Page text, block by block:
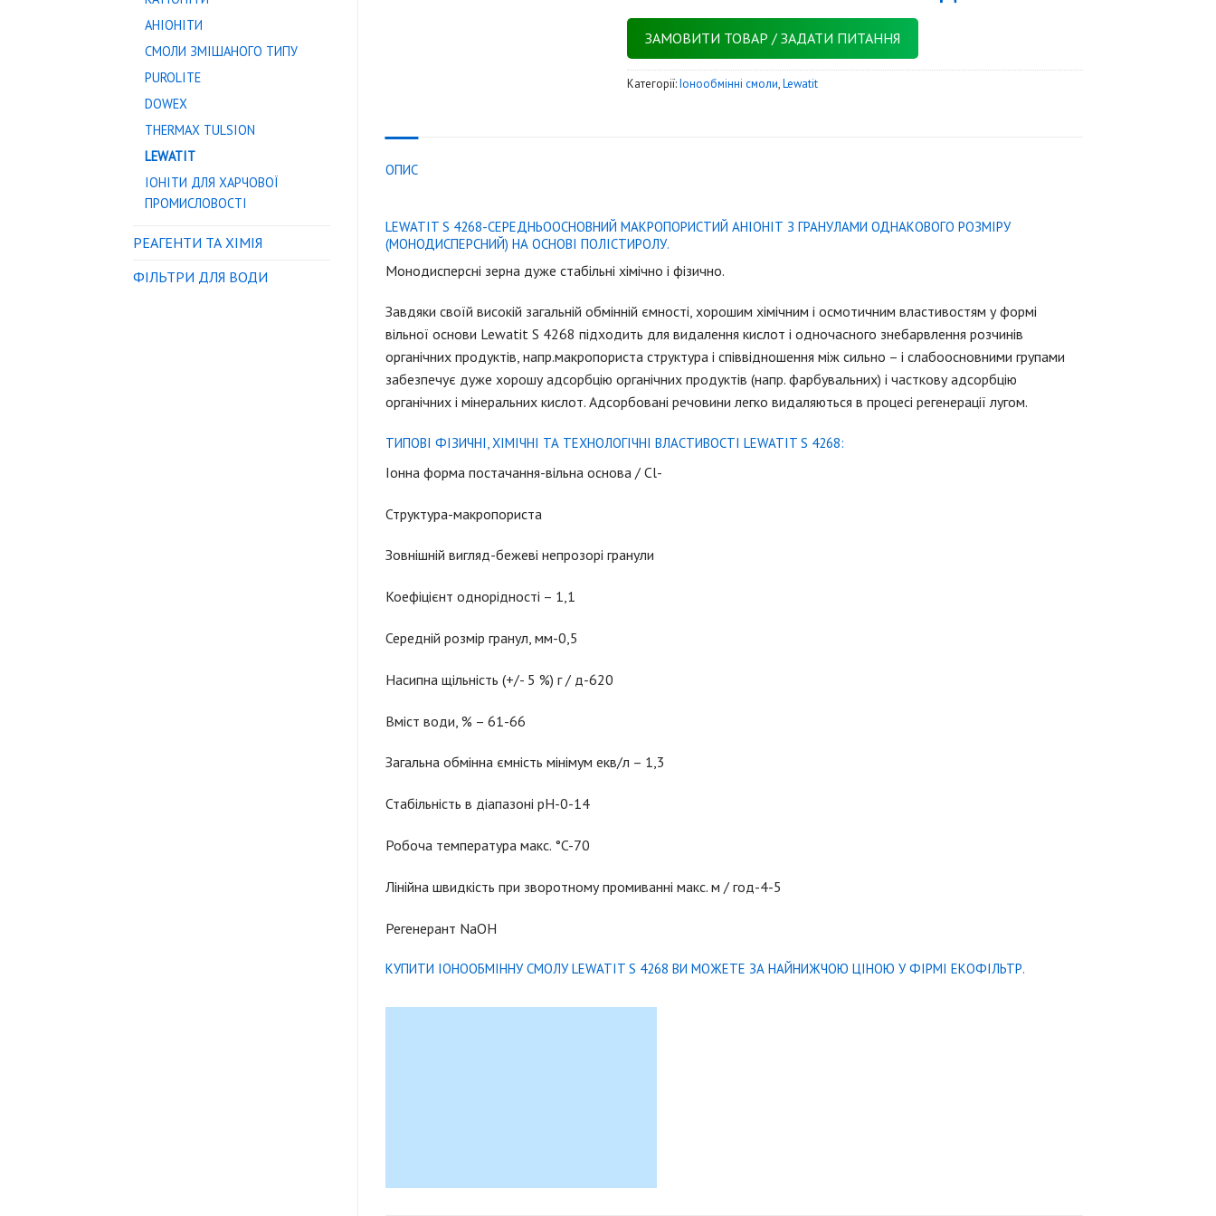
АНІОНІТИ
СМОЛИ ЗМІШАНОГО ТИПУ
PUROLITE
DOWEX
THERMAX TULSION
LEWATIT
ІОНІТИ ДЛЯ ХАРЧОВОЇ
ПРОМИСЛОВОСТІ
РЕАГЕНТИ ТА ХІМІЯ
ФІЛЬТРИ ДЛЯ ВОДИ
ЗАМОВИТИ ТОВАР / ЗАДАТИ ПИТАННЯ
Категорії:Iонообмінні смоли,Lewatit
ОПИС
LEWATIT S 4268-СЕРЕДНЬООСНОВНИЙ МАКРОПОРИСТИЙ АНІОНІТ З ГРАНУЛАМИ ОДНАКОВОГО РОЗМІРУ
(МОНОДИСПЕРСНИЙ) НА ОСНОВІ ПОЛІСТИРОЛУ.
Монодисперсні зерна дуже стабільні хімічно і фізично.
Завдяки своїй високій загальній обмінній ємності, хорошим хімічним і осмотичним властивостям у формі
вільної основи Lewatit S 4268 підходить для видалення кислот і одночасного знебарвлення розчинів
органічних продуктів, напр.макропориста структура і співвідношення між сильно – і слабоосновними групами
забезпечує дуже хорошу адсорбцію органічних продуктів (напр. фарбувальних) і часткову адсорбцію
органічних і мінеральних кислот. Адсорбовані речовини легко видаляються в процесі регенерації лугом.
ТИПОВІ ФІЗИЧНІ, ХІМІЧНІ ТА ТЕХНОЛОГІЧНІ ВЛАСТИВОСТІ LEWATIT S 4268:
Іонна форма постачання-вільна основа / Cl-
Структура-макропориста
Зовнішній вигляд-бежеві непрозорі гранули
Коефіцієнт однорідності – 1,1
Середній розмір гранул, мм-0,5
Насипна щільність (+/- 5 %) г / д-620
Вміст води, % – 61-66
Загальна обмінна ємність мінімум екв/л – 1,3
Стабільність в діапазоні pH-0-14
Робоча температура макс. °C-70
Лінійна швидкість при зворотному промиванні макс. м / год-4-5
Регенерант NaОН
КУПИТИ ІОНООБМІННУ СМОЛУ LEWATIT S 4268 ВИ МОЖЕТЕ ЗА НАЙНИЖЧОЮ ЦІНОЮ У ФІРМІ ЕКОФІЛЬТР.